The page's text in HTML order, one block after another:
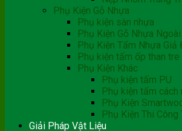
Phụ Kiện Gỗ Nhựa
Phụ kiện sàn nhựa
Phụ Kiện Gỗ Nhựa
Phụ Kiện Tấm Nhựa Giả
Phụ kiện tấm ốp than tre
Phụ Kiện Khác
Phụ kiện tấm PU
Phụ kiện tấm cách
Phụ Kiện
Phụ Kiện Thi
Giải Pháp Vật Liệu